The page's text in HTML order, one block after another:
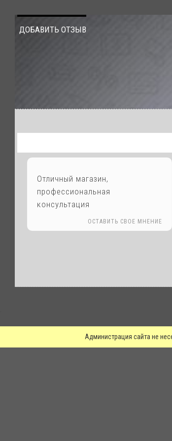
ДОБАВИТЬ ОТЗЫВ
Отличный магазин,
профессиональная
консультация
ОСТАВИТЬ СВОЕ МНЕНИЕ
Администрация сайта не